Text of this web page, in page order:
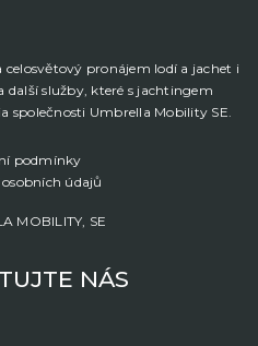
celosvětový pronájem lodí a jachet i
služby, které s jachtingem
společnosti Umbrella Mobility SE.
podmínky
údajů
MOBILITY, SE
NÁS